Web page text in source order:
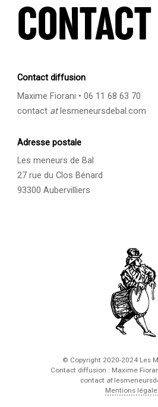
Contact diffusion
Maxime Fiorani • 06 11 68 63 70
contact atlesmeneursdebal.com
Adresse postale
Les meneurs de Bal
27 rue du Clos Bénard
93300 Aubervilliers
© Copyright 2020-2024 Les
Contact diffusion : Maxime
contact at
Mentions